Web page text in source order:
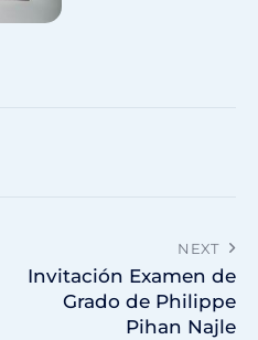
NEXT
Invitación Examen de
Grado de Philippe
Pihan Najle